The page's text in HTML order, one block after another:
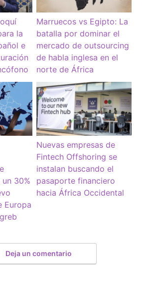
la
e
Marruecos vs Egipto: La
batalla por dominar el
mercado de outsourcing
de habla inglesa en el
norte de África
30%
Europa
Nuevas empresas de
Fintech Offshoring se
instalan buscando el
pasaporte financiero
hacia África Occidental
Deja un comentario